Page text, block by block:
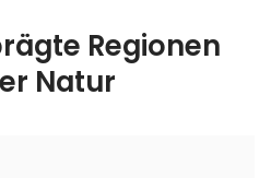
Regionen
Natur